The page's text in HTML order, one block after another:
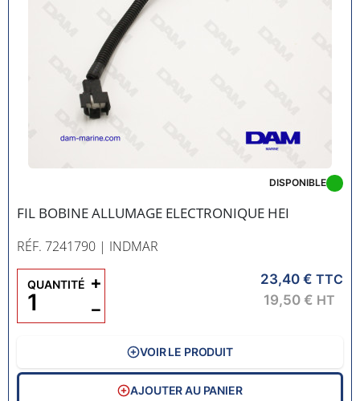
FIL BOBINE ALLUMAGE ELECTRONIQUE HEI
RÉF. 7241790 | INDMAR
DISPONIBLE
23,40 € TTC
19,50 € HT
QUANTITÉ
−
+
VOIR LE PRODUIT
AJOUTER AU PANIER